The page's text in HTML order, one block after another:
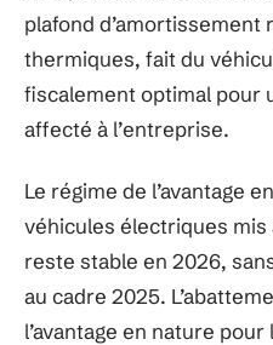
plafond d’amortissement
thermiques, fait du
fiscalement optimal pour
affecté à l’entreprise.
Le régime de l’avantage
véhicules électriques
reste stable en 2026,
au cadre 2025.
l’avantage en nature